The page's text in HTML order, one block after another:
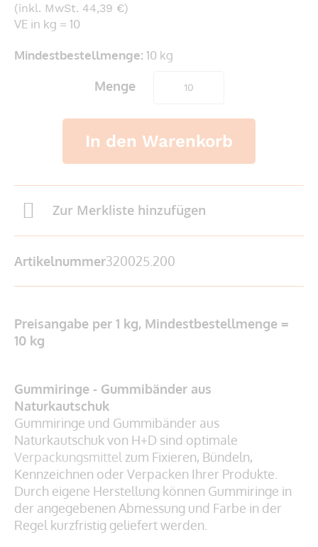
(inkl. MwSt. 44,39 €)
VE in kg = 10
Mindestbestellmenge: 10 kg
Menge
In den Warenkorb
Zur Merkliste hinzufügen
Artikelnummer320025.200
Preisangabe per 1 kg, Mindestbestellmenge =
10 kg
Gummiringe - Gummibänder aus
Naturkautschuk
Gummiringe und Gummibänder aus
Naturkautschuk von H+D sind optimale
Verpackungsmittel zum Fixieren, Bündeln,
Kennzeichnen oder Verpacken Ihrer Produkte.
Durch eigene Herstellung können Gummiringe in
der angegebenen Abmessung und Farbe in der
Regel kurzfristig geliefert werden.